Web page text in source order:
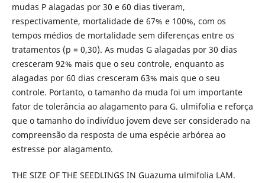
mudas P alagadas por 30 e 60 dias tiveram,
respectivamente, mortalidade de 67% e 100%, com os
tempos médios de mortalidade sem diferenças entre os
tratamentos (p = 0,30). As mudas G alagadas por 30 dias
cresceram 92% mais que o seu controle, enquanto as
alagadas por 60 dias cresceram 63% mais que o seu
controle. Portanto, o tamanho da muda foi um importante
fator de tolerância ao alagamento para G. ulmifolia e reforça
que o tamanho do indivíduo jovem deve ser considerado na
compreensão da resposta de uma espécie arbórea ao
estresse por alagamento.
THE SIZE OF THE SEEDLINGS IN Guazuma ulmifolia LAM.